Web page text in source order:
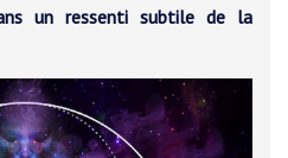
un ressenti subtile de la